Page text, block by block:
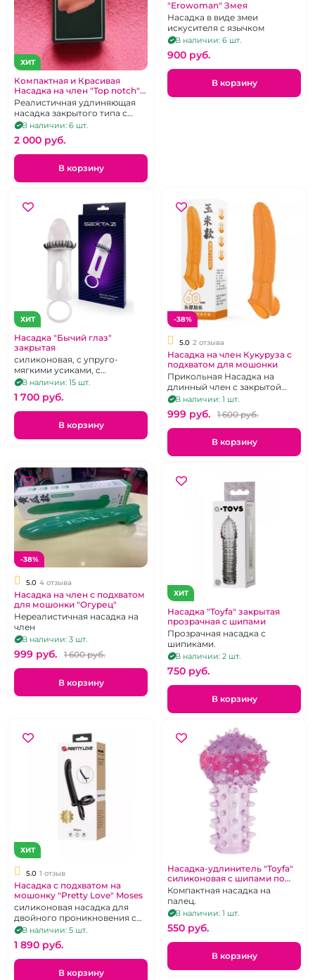
ХИТ
Компактная и Красивая
Насадка на член "Top notch"
закрытая реалистичная с
подхватом мошонки
Реалистичная удлиняющая
насадка закрытого типа с
отверстием для мошонки.
В наличии: 6 шт.
2 000 pуб.
В корзину
"Erowoman" Змея
Насадка в виде змеи
искусителя с язычком
В наличии: 6 шт.
900 pуб.
В корзину
ХИТ
Насадка "Бычий глаз"
закрытая
силиконовая, с упруго-
мягкими усиками, с
подхватом мошонки
В наличии: 15 шт.
1 700 pуб.
В корзину
-38%
5.0 2 отзыва
Насадка на член Кукуруза с
подхватом для мошонки
Прикольная Насадка на
длинный член с закрытой
головкой
В наличии: 1 шт.
999 pуб. 1 600 pуб.
В корзину
-38%
5.0 4 отзыва
Насадка на член с подхватом
для мошонки "Огурец"
Нереалистичная насадка на
член
В наличии: 3 шт.
999 pуб. 1 600 pуб.
В корзину
ХИТ
Насадка "Toyfa" закрытая
прозрачная с шипами
Прозрачная насадка с
шипиками.
В наличии: 2 шт.
750 pуб.
В корзину
ХИТ
5.0 1 отзыв
Насадка с подхватом на
мошонку "Pretty Love" Moses
силиконовая насадка для
двойного проникновения с
подхватом для мошонки,
гибкая, черная
В наличии: 5 шт.
1 890 pуб.
В корзину
Насадка-удлинитель "Toyfa"
силиконовая с шипами по
всей длине сиреневая
Компактная насадка на
палец.
В наличии: 1 шт.
550 pуб.
В корзину